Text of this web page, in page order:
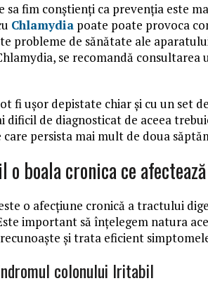
sa fim conștienți ca prevenția este
Chlamydia poate poate provoca
probleme de sănătate ale
se recomandă
fi ușor depistate chiar și cu un set
dificil de diagnosticat de aceea
care persista mai mult de doua
boala cronica ce
o afecțiune cronică a tractului
important să înțelegem natura
și trata eficient
colonului Iritabil